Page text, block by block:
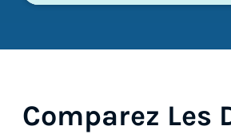
Comparez Les